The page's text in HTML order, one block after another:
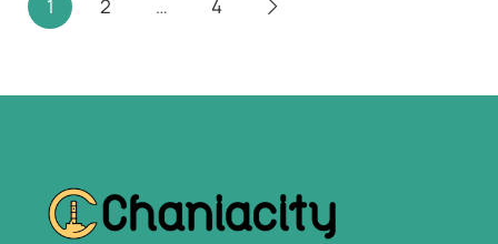
1 2 … 4